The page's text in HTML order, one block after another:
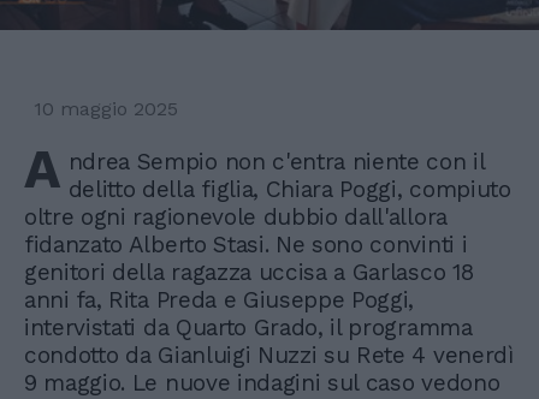
10 maggio 2025
A ndrea Sempio non c'entra niente con il
delitto della figlia, Chiara Poggi, compiuto
oltre ogni ragionevole dubbio dall'allora
fidanzato Alberto Stasi. Ne sono convinti i
genitori della ragazza uccisa a Garlasco 18
anni fa, Rita Preda e Giuseppe Poggi,
intervistati da Quarto Grado, il programma
condotto da Gianluigi Nuzzi su Rete 4 venerdì
9 maggio. Le nuove indagini sul caso vedono